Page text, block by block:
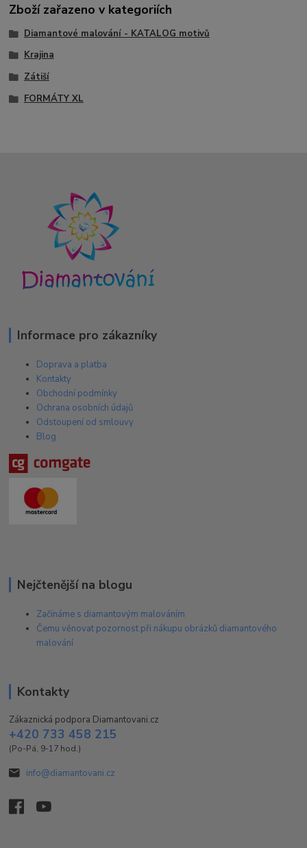
Zboží zařazeno v kategoriích
Diamantové malování - KATALOG motivů
Krajina
Zátiší
FORMÁTY XL
Informace pro zákazníky
Doprava a platba
Kontakty
Obchodní podmínky
Ochrana osobních údajů
Odstoupení od smlouvy
Blog
Nejčtenější na blogu
Začínáme s diamantovým malováním
Čemu věnovat pozornost při nákupu obrázků diamantového
malování
Kontakty
Zákaznická podpora Diamantovani.cz
+420 733 458 215
(Po-Pá, 9-17 hod.)
info@diamantovani.cz